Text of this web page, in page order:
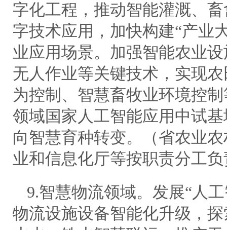
字化工程，推动智能灌溉、
字技术应用，加快构建“产业
业应用场景。加强智能农业
无人作业等关键技术，实现
为控制、智慧畜牧业环境控
领域国家人工智能应用中试
向智慧育种转变。（省农业
业和信息化厅等按职责分工
9.智慧物流领域。发展“人
物流设施设备智能化升级，